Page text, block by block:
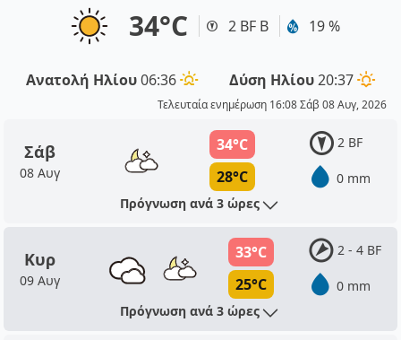
34°C 2 BF Β 19 %
Ανατολή Ηλίου06:36 Δύση Ηλίου20:37
Τελευταία ενημέρωση 16:08 Σάβ 08 Αυγ, 2026
Σάβ
08 Αυγ
34°C
28°C
2 BF
0 mm
Πρόγνωση ανά 3 ώρες
Κυρ
09 Αυγ
33°C
25°C
2 - 4 BF
0 mm
Πρόγνωση ανά 3 ώρες